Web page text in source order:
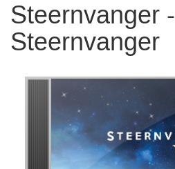
Steernvanger -
Steernvanger